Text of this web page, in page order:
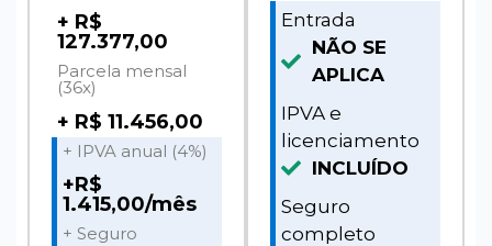
+ R$
127.377,00
Parcela mensal
(36x)
+ R$ 11.456,00
+ IPVA anual (4%)
+R$
1.415,00/mês
+ Seguro
Entrada
NÃO SE
APLICA
IPVA e
licenciamento
INCLUÍDO
Seguro
completo